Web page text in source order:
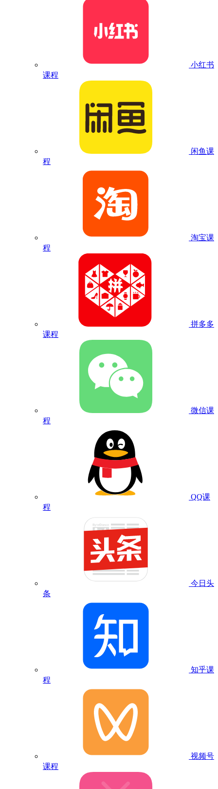
小红书
课程
闲鱼课
程
淘宝课
程
拼多多
课程
微信课
程
QQ课
程
今日头
条
知乎课
程
视频号
课程